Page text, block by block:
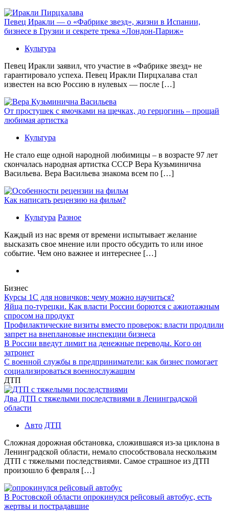
Певец Иракли — о «Фабрике звезд», жизни в Испании,
бизнесе в Грузии и секрете трека «Лондон-Париж»
Культура
Певец Иракли заявил, что участие в «Фабрике звезд» не
гарантировало успеха. Певец Иракли Пирцхалава стал
известен на всю Россию в нулевых — после […]
От простушек с ямочками на щечках, до герцогинь – прощай
любимая артистка
Культура
Не стало еще одной народной любимицы – в возрасте 97 лет
скончалась народная артистка СССР Вера Кузьминична
Васильева. Вера Васильева знакома всем по […]
Как написать рецензию на фильм?
Культура Разное
Каждый из нас время от времени испытывает желание
высказать свое мнение или просто обсудить то или иное
событие. Чем оно важнее и интереснее […]
Бизнес
Курсы 1С для новичков: чему можно научиться?
Яйца по-турецки. Как власти России борются с ажиотажным
спросом на продукт
Профилактические визиты вместо проверок: власти продлили
запрет на внеплановые инспекции бизнеса
В России введут лимит на денежные переводы. Кого он
затронет
С военной службы в предприниматели: как бизнес помогает
социализироваться военнослужащим
ДТП
Два ДТП с тяжелыми последствиями в Ленинградской
области
Авто ДТП
Сложная дорожная обстановка, сложившаяся из-за циклона в
Ленинградской области, немало способствовала нескольким
ДТП с тяжелыми последствиями. Самое страшное из ДТП
произошло 6 февраля […]
В Ростовской области опрокинулся рейсовый автобус, есть
жертвы и пострадавшие